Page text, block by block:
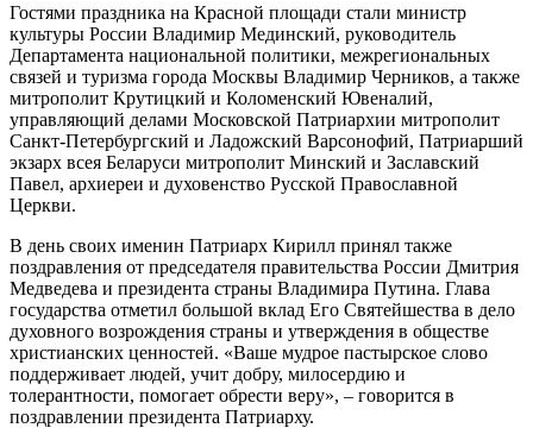
Гостями праздника на Красной площади стали министр
культуры России Владимир Мединский, руководитель
Департамента национальной политики, межрегиональных
связей и туризма города Москвы Владимир Черников, а также
митрополит Крутицкий и Коломенский Ювеналий,
управляющий делами Московской Патриархии митрополит
Санкт-Петербургский и Ладожский Варсонофий, Патриарший
экзарх всея Беларуси митрополит Минский и Заславский
Павел, архиереи и духовенство Русской Православной
Церкви.
В день своих именин Патриарх Кирилл принял также
поздравления от председателя правительства России Дмитрия
Медведева и президента страны Владимира Путина. Глава
государства отметил большой вклад Его Святейшества в дело
духовного возрождения страны и утверждения в обществе
христианских ценностей. «Ваше мудрое пастырское слово
поддерживает людей, учит добру, милосердию и
толерантности, помогает обрести веру», – говорится в
поздравлении президента Патриарху.